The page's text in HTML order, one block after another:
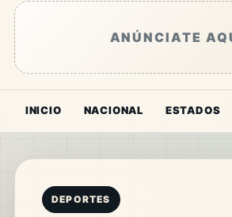
ANÚNCIATE
INICIO NACIONAL ESTADOS
DEPORTES